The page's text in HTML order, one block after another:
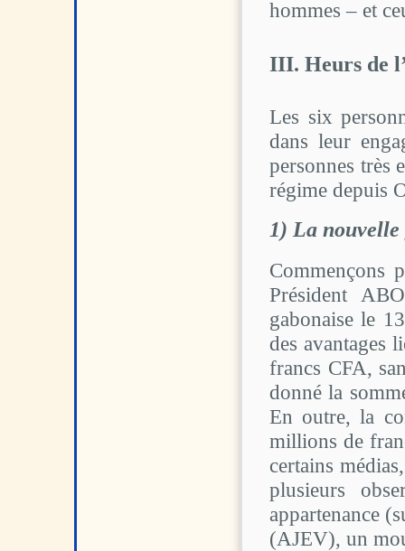
hommes – et
III. Heurs de
Les six
dans leur
personnes très
régime depuis
1) La
Commençons
Président
gabonaise le
des avantages
francs CFA,
donné la
En outre, la
millions de
certains
plusieurs
appartenance
(AJEV), un